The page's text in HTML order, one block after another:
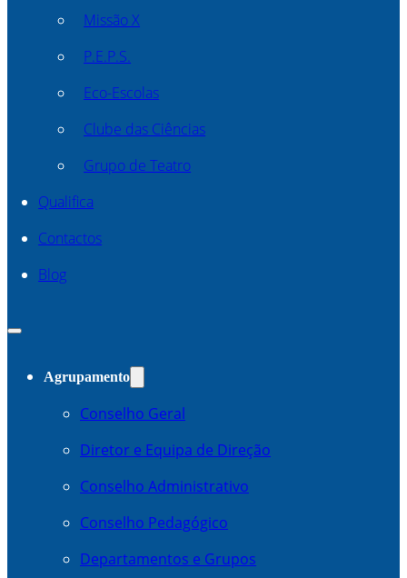
Missão X
P.E.P.S.
Eco-Escolas
Clube das Ciências
Grupo de Teatro
Qualifica
Contactos
Blog
Agrupamento
Conselho Geral
Diretor e Equipa de Direção
Conselho Administrativo
Conselho Pedagógico
Departamentos e Grupos